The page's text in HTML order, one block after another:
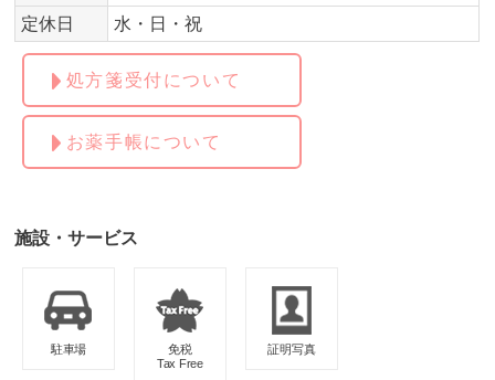
定休日
水・日・祝
処方箋受付について
お薬手帳について
施設・サービス
駐車場
免税
Tax Free
証明写真